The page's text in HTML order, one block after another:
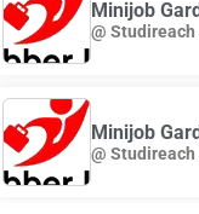
Minijob
@
Minijob
@